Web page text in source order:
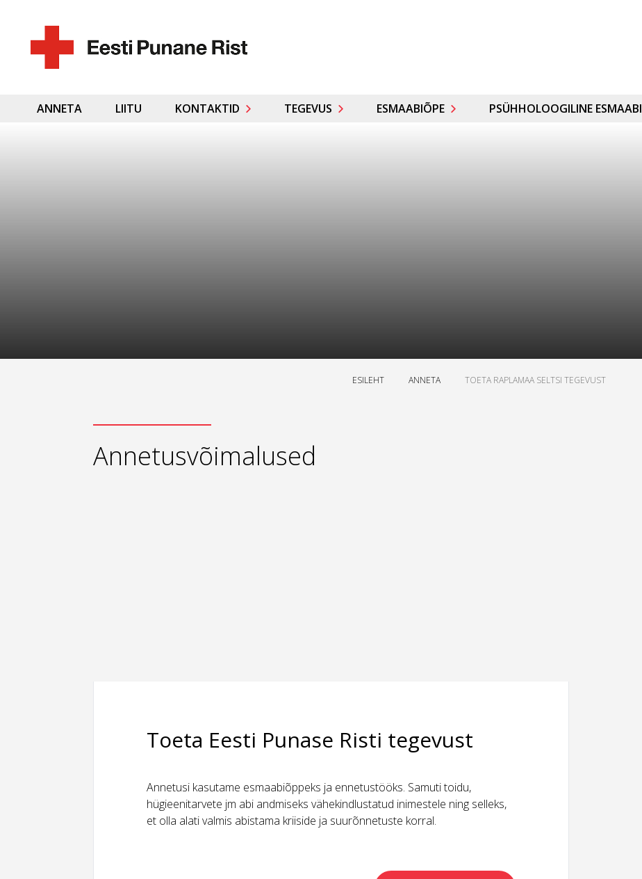
ANNETA LIITU KONTAKTID TEGEVUS ESMAABIÕPE PSÜHHOLOOGILINE ESMAABI
ESILEHT ANNETA TOETA RAPLAMAA SELTSI TEGEVUST
Annetusvõimalused
Toeta Eesti Punase Risti tegevust
Annetusi kasutame esmaabiõppeks ja ennetustööks. Samuti toidu,
hügieenitarvete jm abi andmiseks vähekindlustatud inimestele ning selleks,
et olla alati valmis abistama kriiside ja suurõnnetuste korral.